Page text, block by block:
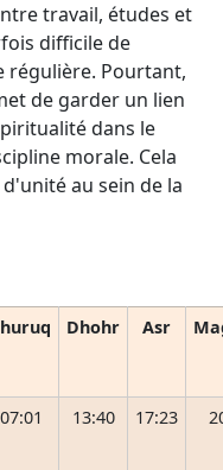
travail, études et
difficile de
régulière. Pourtant,
de garder un lien
dans le
morale. Cela
au sein de la
Dhohr Asr
07:01 13:40 17:23